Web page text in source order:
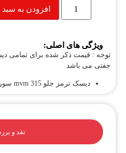
افزودن به سبد
ویژگی های اصلی:
توجه : قیمت ذکر شده برای تمامی
جفتی می باشد
دیسک ترمز جلو mvm 315 سوراخ دار خنک شونده آسمکو
نقد و